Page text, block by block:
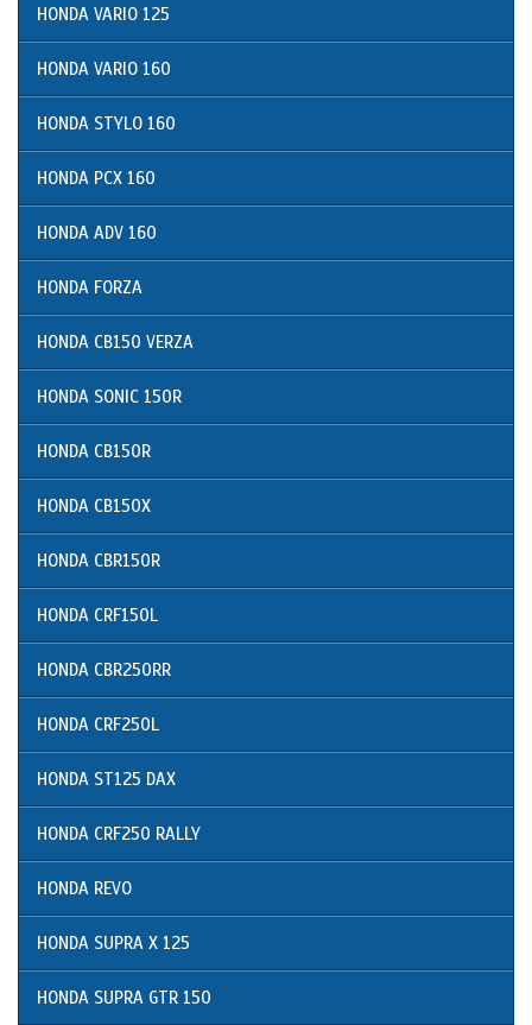
HONDA VARIO 125
HONDA VARIO 160
HONDA STYLO 160
HONDA PCX 160
HONDA ADV 160
HONDA FORZA
HONDA CB150 VERZA
HONDA SONIC 150R
HONDA CB150R
HONDA CB150X
HONDA CBR150R
HONDA CRF150L
HONDA CBR250RR
HONDA CRF250L
HONDA ST125 DAX
HONDA CRF250 RALLY
HONDA REVO
HONDA SUPRA X 125
HONDA SUPRA GTR 150